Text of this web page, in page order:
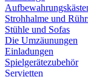
Strohhalme und
Stühle und Sofas
Die Umzäunungen
Einladungen
Spielgerätezubehör
Servietten